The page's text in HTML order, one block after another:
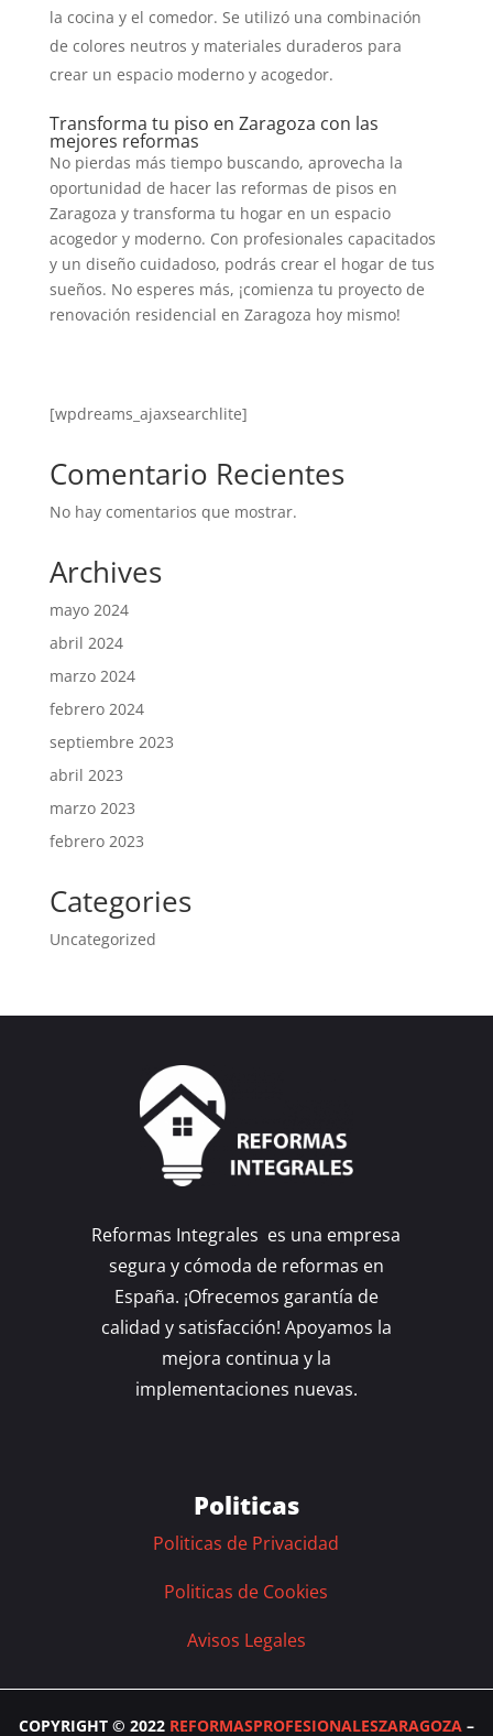
la cocina y el comedor. Se utilizó una combinación
de colores neutros y materiales duraderos para
crear un espacio moderno y acogedor.
Transforma tu piso en Zaragoza con las
mejores reformas
No pierdas más tiempo buscando, aprovecha la
oportunidad de hacer las reformas de pisos en
Zaragoza y transforma tu hogar en un espacio
acogedor y moderno. Con profesionales capacitados
y un diseño cuidadoso, podrás crear el hogar de tus
sueños. No esperes más, ¡comienza tu proyecto de
renovación residencial en Zaragoza hoy mismo!
[wpdreams_ajaxsearchlite]
Comentario Recientes
No hay comentarios que mostrar.
Archives
mayo 2024
abril 2024
marzo 2024
febrero 2024
septiembre 2023
abril 2023
marzo 2023
febrero 2023
Categories
Uncategorized
Reformas Integrales es una empresa
segura y cómoda de reformas en
España. ¡Ofrecemos garantía de
calidad y satisfacción! Apoyamos la
mejora continua y la
implementaciones nuevas.
Politicas
Politicas de Privacidad
Politicas de Cookies
Avisos Legales
COPYRIGHT © 2022 REFORMASPROFESIONALESZARAGOZA –